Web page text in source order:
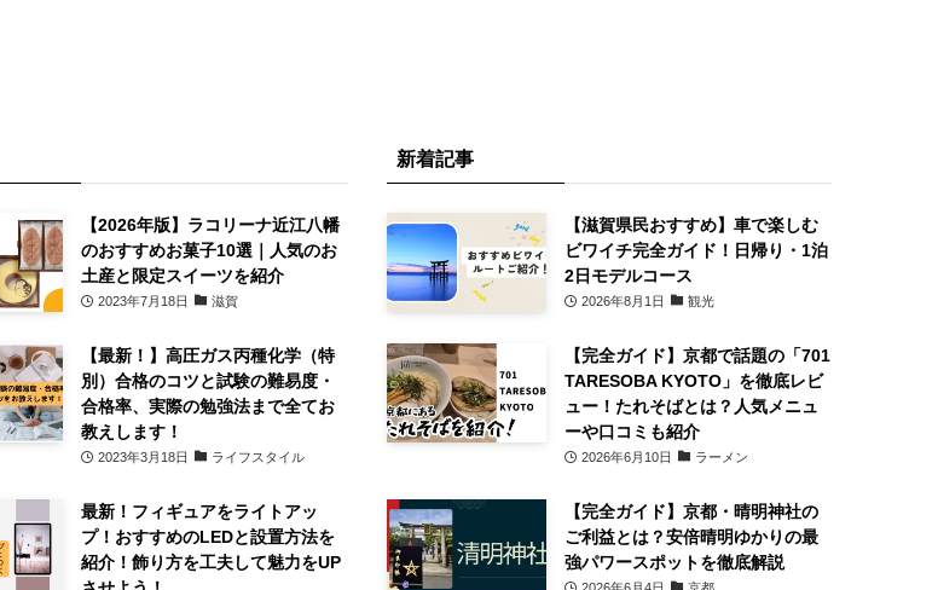
【2026年版】ラコリーナ近江八幡
のおすすめお菓子10選｜人気のお
土産と限定スイーツを紹介
2023年7月18日 滋賀
【最新！】高圧ガス丙種化学（特
別）合格のコツと試験の難易度・
合格率、実際の勉強法まで全てお
教えします！
2023年3月18日 ライフスタイル
最新！フィギュアをライトアッ
プ！おすすめのLEDと設置方法を
紹介！飾り方を工夫して魅力をUP
新着記事
【滋賀県民おすすめ】車で楽しむ
ビワイチ完全ガイド！日帰り・1泊
2日モデルコース
2026年8月1日 観光
【完全ガイド】京都で話題の「701
TARESOBA KYOTO」を徹底レビ
ュー！たれそばとは？人気メニュ
ーや口コミも紹介
2026年6月10日 ラーメン
【完全ガイド】京都・晴明神社の
ご利益とは？安倍晴明ゆかりの最
強パワースポットを徹底解説